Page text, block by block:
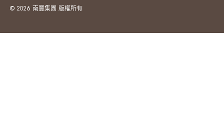
© 2026 南豐集團 版權所有